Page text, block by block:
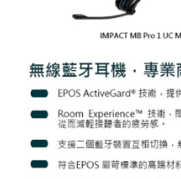
是否繳費成功／繳費後需取消欲
https://
【注意事項】
１．透過由恩沛科技股份有限公
易，需依本服務之必要範圍內提
權轉讓予恩沛科技股份有限公司。
２．關於個人資料處理事宜，請瀏
https://aftee.tw/terms/#terms3
３．未成年的使用者請事先徵得
每筆NT$75，滿NT$399(含以